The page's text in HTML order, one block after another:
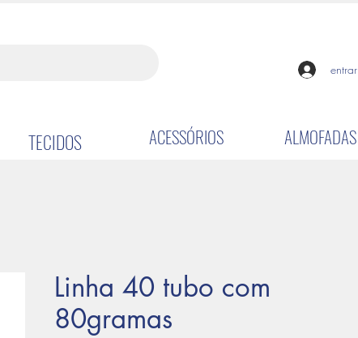
TECIDOS ACESSÓRIOS ALMOFADAS
entrar
Linha 40 tubo com
80gramas